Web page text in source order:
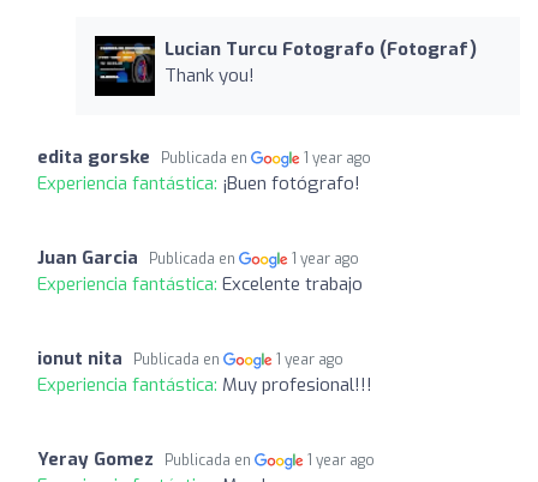
Lucian Turcu Fotografo (Fotograf)
Thank you!
edita gorske Publicada en 1 year ago
Experiencia fantástica: ¡Buen fotógrafo!
Juan Garcia Publicada en 1 year ago
Experiencia fantástica: Excelente trabajo
ionut nita Publicada en 1 year ago
Experiencia fantástica: Muy profesional!!!
Yeray Gomez Publicada en 1 year ago